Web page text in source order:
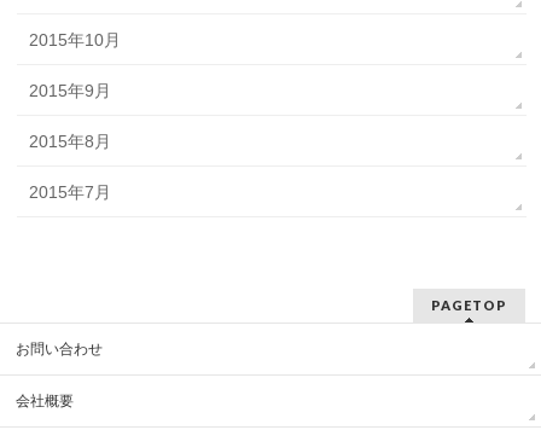
2015年10月
2015年9月
2015年8月
2015年7月
PAGETOP
お問い合わせ
会社概要